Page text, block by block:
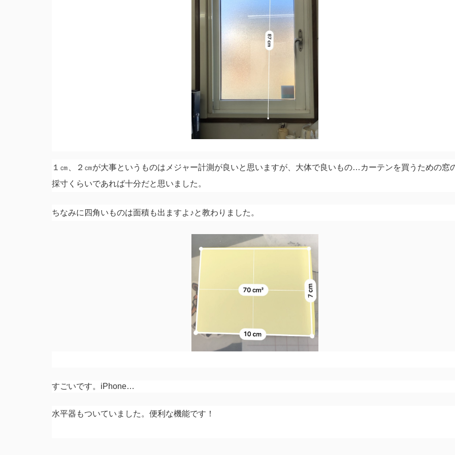
１㎝、２㎝が大事というものはメジャー計測が良いと思いますが、大体で良いもの…カーテンを買うための窓
採寸くらいであれば十分だと思いました。
ちなみに四角いものは面積も出ますよ♪と教わりました。
すごいです。iPhone…
水平器もついていました。便利な機能です！